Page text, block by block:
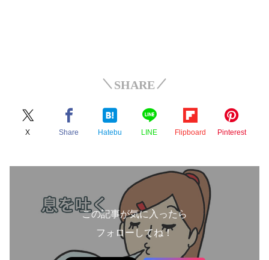
SHARE
X Share Hatebu LINE Flipboard Pinterest
この記事が気に入ったら
フォローしてね！